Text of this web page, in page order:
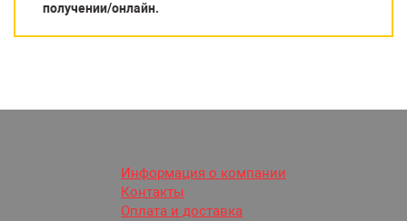
получении/онлайн.
Информация о компании
Контакты
Оплата и доставка